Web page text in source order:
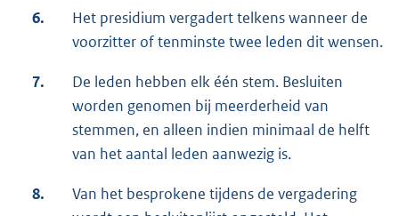
6.
Het presidium vergadert telkens wanneer de
voorzitter of tenminste twee leden dit wensen.
7.
De leden hebben elk één stem. Besluiten
worden genomen bij meerderheid van
stemmen, en alleen indien minimaal de helft
van het aantal leden aanwezig is.
8.
Van het besprokene tijdens de vergadering